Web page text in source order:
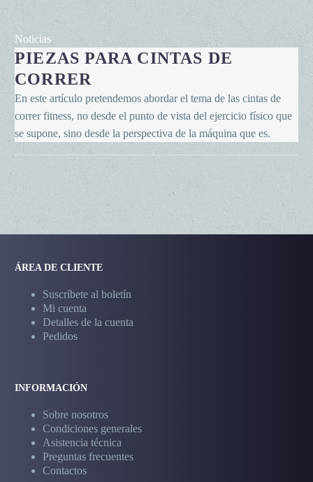
Piezas
para
cintas
Noticias
PIEZAS PARA CINTAS DE
CORRER
En este artículo pretendemos abordar el tema de las cintas de
correr fitness, no desde el punto de vista del ejercicio físico que
se supone, sino desde la perspectiva de la máquina que es.
ÁREA DE CLIENTE
Suscríbete al boletín
Mi cuenta
Detalles de la cuenta
Pedidos
INFORMACIÓN
Sobre nosotros
Condiciones generales
Asistencia técnica
Preguntas frecuentes
Contactos